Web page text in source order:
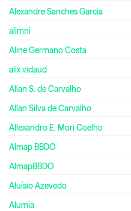
Alexandre Sanches Garcia
alimni
Aline Germano Costa
alix vidaud
Allan S. de Carvalho
Allan Silva de Carvalho
Allexandro E. Mori Coelho
Almap BBDO
AlmapBBDO
Aluísio Azevedo
Alumia